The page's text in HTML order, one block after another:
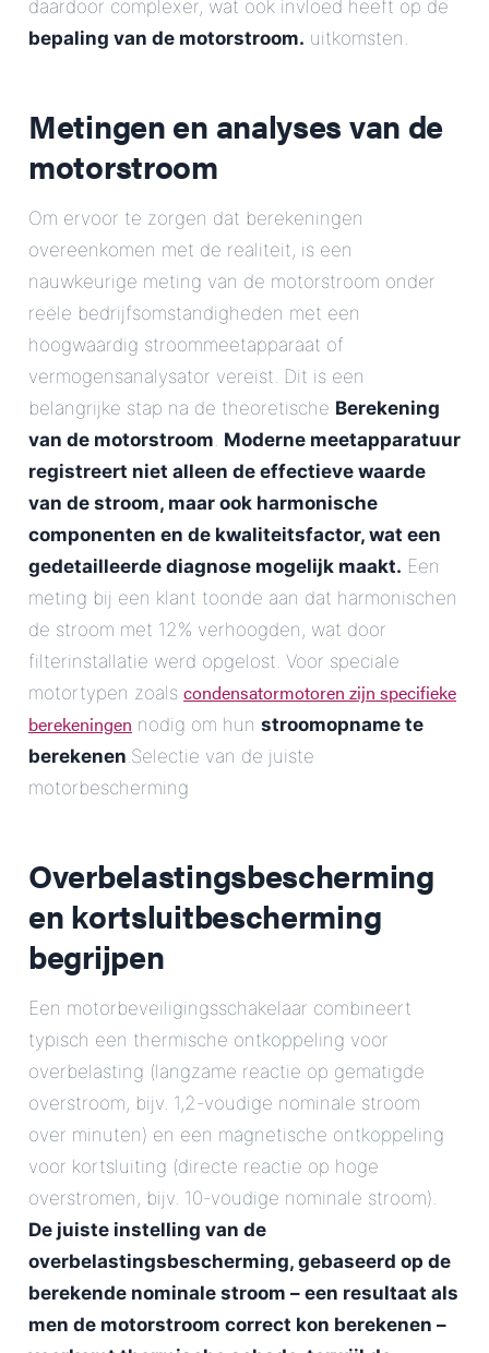
daardoor complexer, wat ook invloed heeft op de
bepaling van de motorstroom. uitkomsten.
Metingen en analyses van de
motorstroom
Om ervoor te zorgen dat berekeningen
overeenkomen met de realiteit, is een
nauwkeurige meting van de motorstroom onder
reële bedrijfsomstandigheden met een
hoogwaardig stroommeetapparaat of
vermogensanalysator vereist. Dit is een
belangrijke stap na de theoretische Berekening
van de motorstroom. Moderne meetapparatuur
registreert niet alleen de effectieve waarde
van de stroom, maar ook harmonische
componenten en de kwaliteitsfactor, wat een
gedetailleerde diagnose mogelijk maakt. Een
meting bij een klant toonde aan dat harmonischen
de stroom met 12% verhoogden, wat door
filterinstallatie werd opgelost. Voor speciale
motortypen zoals condensatormotoren zijn specifieke
berekeningen nodig om hun stroomopname te
berekenen.Selectie van de juiste
motorbescherming
Overbelastingsbescherming
en kortsluitbescherming
begrijpen
Een motorbeveiligingsschakelaar combineert
typisch een thermische ontkoppeling voor
overbelasting (langzame reactie op gematigde
overstroom, bijv. 1,2-voudige nominale stroom
over minuten) en een magnetische ontkoppeling
voor kortsluiting (directe reactie op hoge
overstromen, bijv. 10-voudige nominale stroom).
De juiste instelling van de
overbelastingsbescherming, gebaseerd op de
berekende nominale stroom – een resultaat als
men de motorstroom correct kon berekenen –